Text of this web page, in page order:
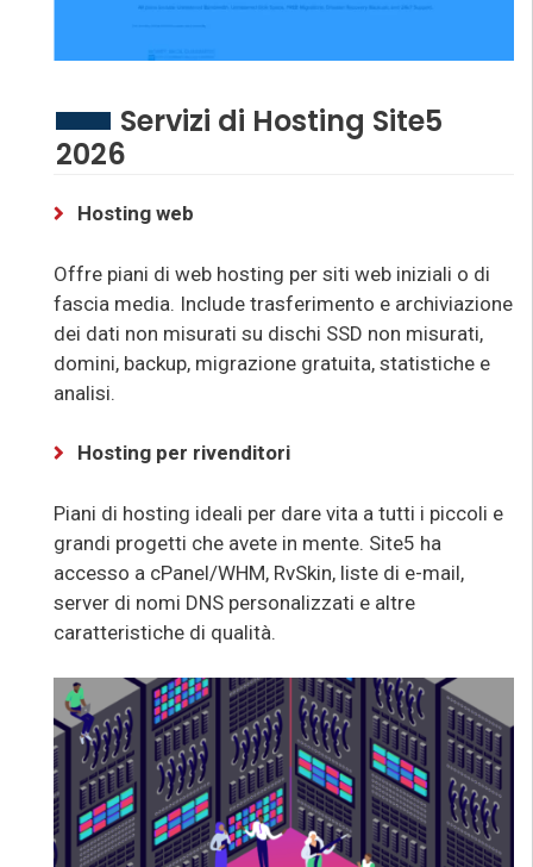
Servizi di Hosting Site5
2026
Hosting web
Offre piani di web hosting per siti web iniziali o di
fascia media. Include trasferimento e archiviazione
dei dati non misurati su dischi SSD non misurati,
domini, backup, migrazione gratuita, statistiche e
analisi.
Hosting per rivenditori
Piani di hosting ideali per dare vita a tutti i piccoli e
grandi progetti che avete in mente. Site5 ha
accesso a cPanel/WHM, RvSkin, liste di e-mail,
server di nomi DNS personalizzati e altre
caratteristiche di qualità.